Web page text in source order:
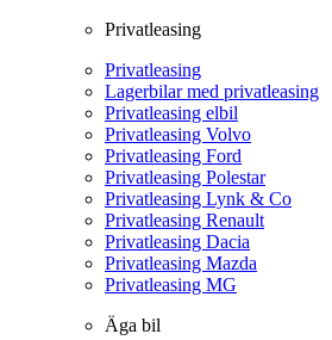
Privatleasing
Privatleasing
Lagerbilar med privatleasing
Privatleasing elbil
Privatleasing Volvo
Privatleasing Ford
Privatleasing Polestar
Privatleasing Lynk & Co
Privatleasing Renault
Privatleasing Dacia
Privatleasing Mazda
Privatleasing MG
Äga bil